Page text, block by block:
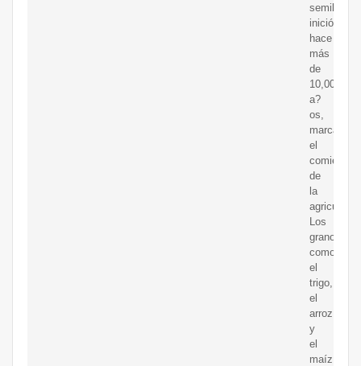
semillas
inició
hace
más
de
10,000
a?
os,
marcando
el
comienzo
de
la
agricultura.
Los
granos
como
el
trigo,
el
arroz
y
el
maíz,